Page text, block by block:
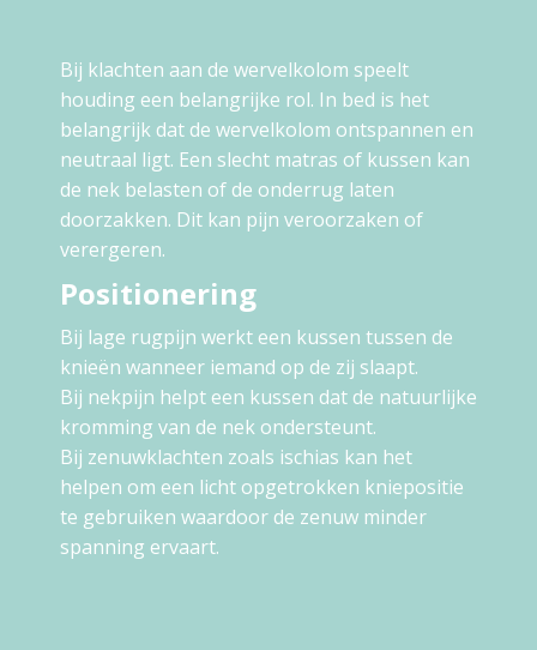
Bij klachten aan de wervelkolom speelt
houding een belangrijke rol. In bed is het
belangrijk dat de wervelkolom ontspannen en
neutraal ligt. Een slecht matras of kussen kan
de nek belasten of de onderrug laten
doorzakken. Dit kan pijn veroorzaken of
verergeren.
Positionering
Bij lage rugpijn werkt een kussen tussen de
knieën wanneer iemand op de zij slaapt.
Bij nekpijn helpt een kussen dat de natuurlijke
kromming van de nek ondersteunt.
Bij zenuwklachten zoals ischias kan het
helpen om een licht opgetrokken kniepositie
te gebruiken waardoor de zenuw minder
spanning ervaart.